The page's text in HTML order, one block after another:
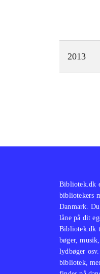
2013
Bibliotek.dk
bibliotekers
Danmark.
låne på dit
Bibliotek.dk
bøger,
lydbøger
bibliotek,